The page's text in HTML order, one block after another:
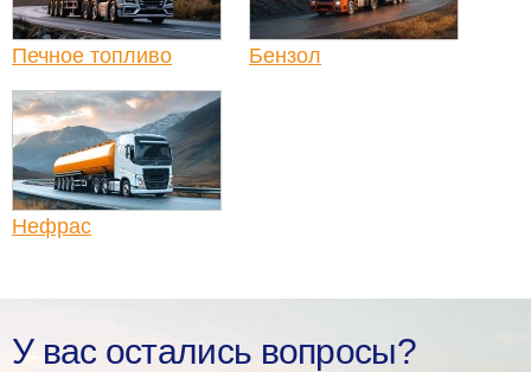
Печное топливо Бензол
Нефрас
У вас остались вопросы?